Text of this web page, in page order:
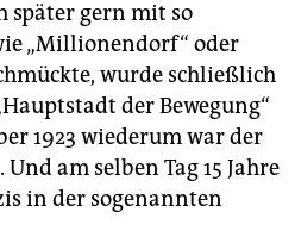
später gern mit so
„Millionendorf“ oder
wurde schließlich
der Bewegung“
1923 wiederum war der
am selben Tag 15 Jahre
in der sogenannten